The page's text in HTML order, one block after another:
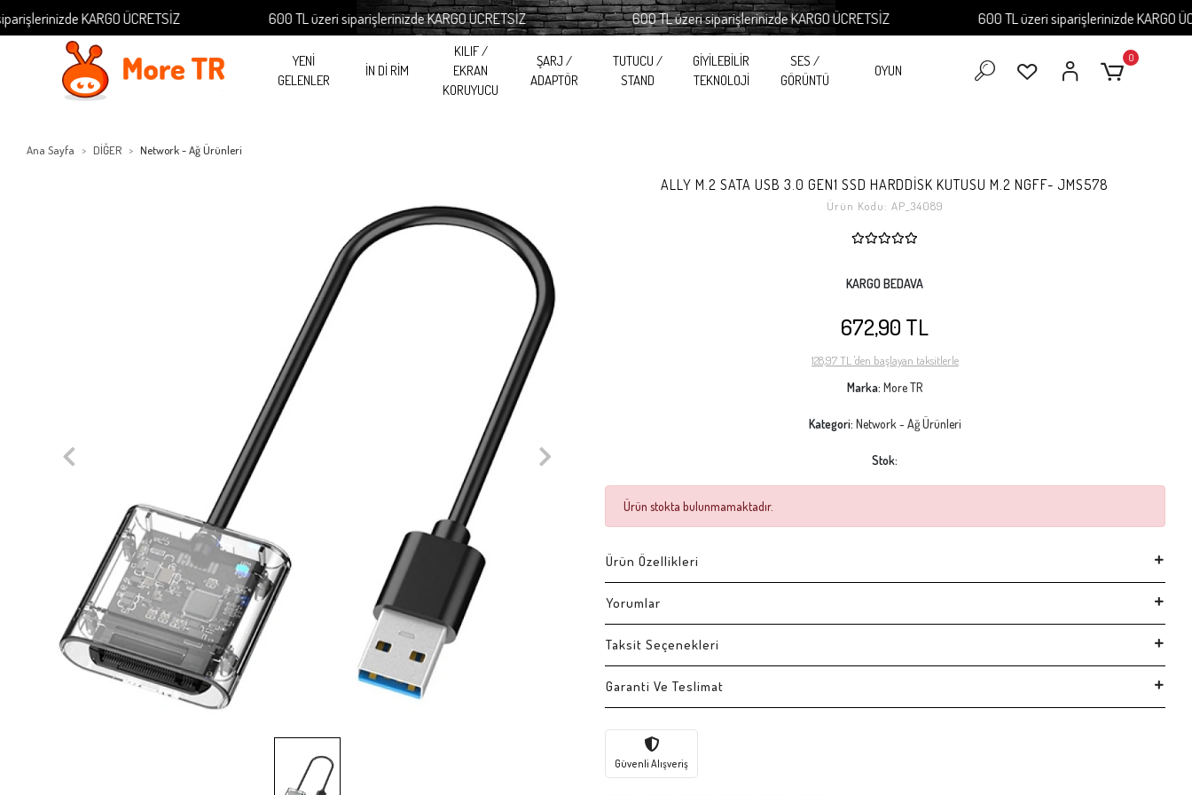
KARGO ÜCRETSİZ 600 TL üzeri siparişlerinizde KARGO ÜCRETSİZ 600 TL üzeri siparişlerinizde KARGO ÜCRETSİZ 600 TL üzeri siparişlerinizde KARGO
YENİ
GELENLER
İN Dİ RİM
KILIF /
EKRAN
KORUYUCU
ŞARJ /
ADAPTÖR
TUTUCU /
STAND
GİYİLEBİLİR
TEKNOLOJİ
SES /
GÖRÜNTÜ
OYUN
0
Ana Sayfa DİĞER Network - Ağ Ürünleri
ALLY M.2 SATA USB 3.0 GEN1 SSD HARDDİSK KUTUSU M.2 NGFF- JMS578
Ürün Kodu: AP_34089
KARGO BEDAVA
672,90 TL
128,97 TL 'den başlayan taksitlerle
Marka:More TR
Kategori: Network - Ağ Ürünleri
Stok:
Ürün stokta bulunmamaktadır.
Ürün Özellikleri
Yorumlar
Taksit Seçenekleri
Garanti Ve Teslimat
Güvenli Alışveriş